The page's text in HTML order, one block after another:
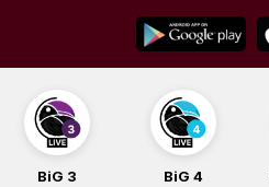
content
BiG 3 BiG 4